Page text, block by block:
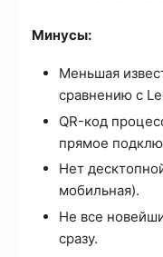
Минусы:
Меньшая
сравнению с
QR-код
прямое
Нет
мобильная).
Не все
сразу.